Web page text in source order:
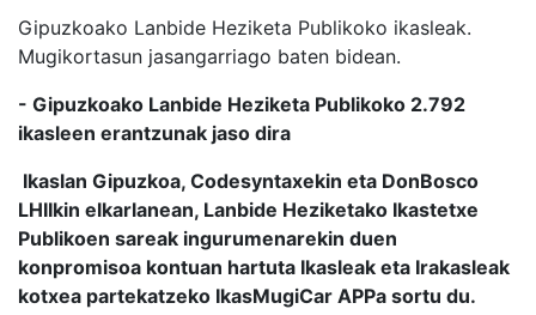
Gipuzkoako Lanbide Heziketa Publikoko ikasleak.
Mugikortasun jasangarriago baten bidean.
- Gipuzkoako Lanbide Heziketa Publikoko 2.792
ikasleen erantzunak jaso dira
Ikaslan Gipuzkoa, Codesyntaxekin eta DonBosco
LHIIkin elkarlanean, Lanbide Heziketako Ikastetxe
Publikoen sareak ingurumenarekin duen
konpromisoa kontuan hartuta Ikasleak eta Irakasleak
kotxea partekatzeko IkasMugiCar APPa sortu du.